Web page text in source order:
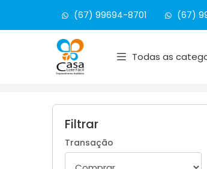
(67) 99694-8701 (67)
Página inicial
Todas as
Filtrar
Transação